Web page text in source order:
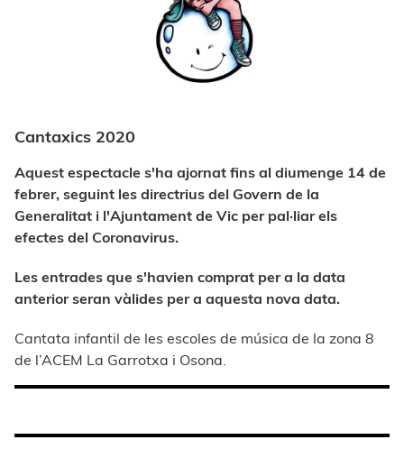
Cantaxics 2020
Aquest espectacle s'ha ajornat fins al diumenge 14 de
febrer, seguint les directrius del Govern de la
Generalitat i l'Ajuntament de Vic per pal·liar els
efectes del Coronavirus.
Les entrades que s'havien comprat per a la data
anterior seran vàlides per a aquesta nova data.
Cantata infantil de les escoles de música de la zona 8
de l’ACEM La Garrotxa i Osona.